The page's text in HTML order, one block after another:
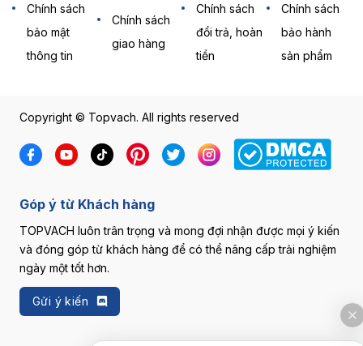
Chính sách
bảo mật
thông tin
Chính sách
giao hàng
Chính sách
đổi trả, hoàn
tiền
Chính sách
bảo hành
sản phẩm
Copyright © Topvach. All rights reserved
Góp ý từ Khách hàng
TOPVACH luôn trân trọng và mong đợi nhận được mọi ý kiến
và đóng góp từ khách hàng để có thể nâng cấp trải nghiệm
ngày một tốt hơn.
Gửi ý kiến